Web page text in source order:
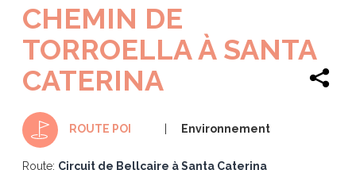
CHEMIN DE
TORROELLA À SANTA
CATERINA
ROUTE POI Environnement
Route: Circuit de Bellcaire à Santa Caterina